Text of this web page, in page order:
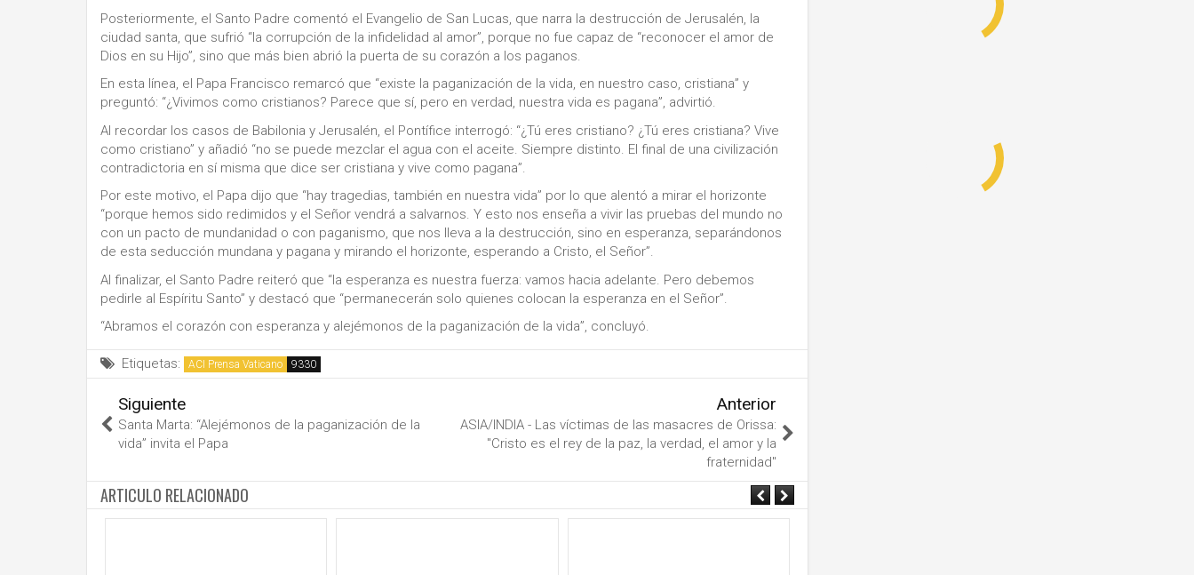
Posteriormente, el Santo Padre comentó el Evangelio de San Lucas, que narra la destrucción de Jerusalén, la
ciudad santa, que sufrió “la corrupción de la infidelidad al amor”, porque no fue capaz de “reconocer el amor de
Dios en su Hijo”, sino que más bien abrió la puerta de su corazón a los paganos.
En esta línea, el Papa Francisco remarcó que “existe la paganización de la vida, en nuestro caso, cristiana” y
preguntó: “¿Vivimos como cristianos? Parece que sí, pero en verdad, nuestra vida es pagana”, advirtió.
Al recordar los casos de Babilonia y Jerusalén, el Pontífice interrogó: “¿Tú eres cristiano? ¿Tú eres cristiana? Vive
como cristiano” y añadió “no se puede mezclar el agua con el aceite. Siempre distinto. El final de una civilización
contradictoria en sí misma que dice ser cristiana y vive como pagana”.
Por este motivo, el Papa dijo que “hay tragedias, también en nuestra vida” por lo que alentó a mirar el horizonte
“porque hemos sido redimidos y el Señor vendrá a salvarnos. Y esto nos enseña a vivir las pruebas del mundo no
con un pacto de mundanidad o con paganismo, que nos lleva a la destrucción, sino en esperanza, separándonos
de esta seducción mundana y pagana y mirando el horizonte, esperando a Cristo, el Señor”.
Al finalizar, el Santo Padre reiteró que “la esperanza es nuestra fuerza: vamos hacia adelante. Pero debemos
pedirle al Espíritu Santo” y destacó que “permanecerán solo quienes colocan la esperanza en el Señor”.
“Abramos el corazón con esperanza y alejémonos de la paganización de la vida”, concluyó.
Etiquetas: ACI Prensa Vaticano
Siguiente
Santa Marta: “Alejémonos de la paganización de la
vida” invita el Papa
Anterior
ASIA/INDIA - Las víctimas de las masacres de Orissa:
"Cristo es el rey de la paz, la verdad, el amor y la
fraternidad"
ARTICULO RELACIONADO